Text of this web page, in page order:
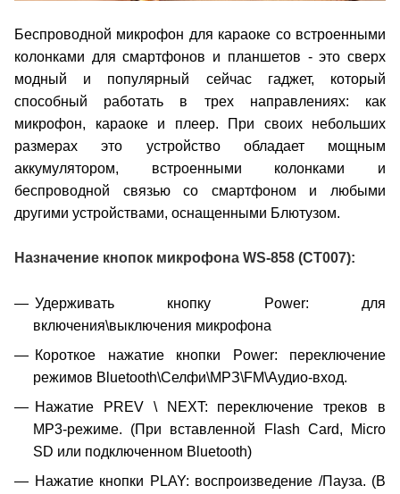
Беспроводной микрофон для караоке cо встроенными
колонками для смартфонов и планшетов - это сверх
модный и популярный сейчас гаджет, который
способный работать в трех направлениях: как
микрофон, караоке и плеер. При своих небольших
размерах это устройство обладает мощным
аккумулятором, встроенными колонками и
беспроводной связью со смартфоном и любыми
другими устройствами, оснащенными Блютузом.
Назначение кнопок микрофона WS-858 (CT007):
Удерживать кнопку Power: для
включения\выключения микрофона
Короткое нажатие кнопки Power: переключение
режимов Bluetooth\Селфи\МРЗ\FM\Aудио-вход.
Нажатие PREV \ NEXT: переключение треков в
МР3-режиме. (При вставленной Flash Card, Micro
SD или подключенном Bluetooth)
Нажатие кнопки PLAY: воспроизведение /Пауза. (В